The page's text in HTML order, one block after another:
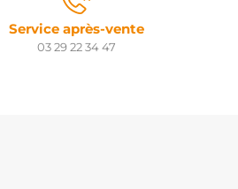
Service après-vente
03 29 22 34 47